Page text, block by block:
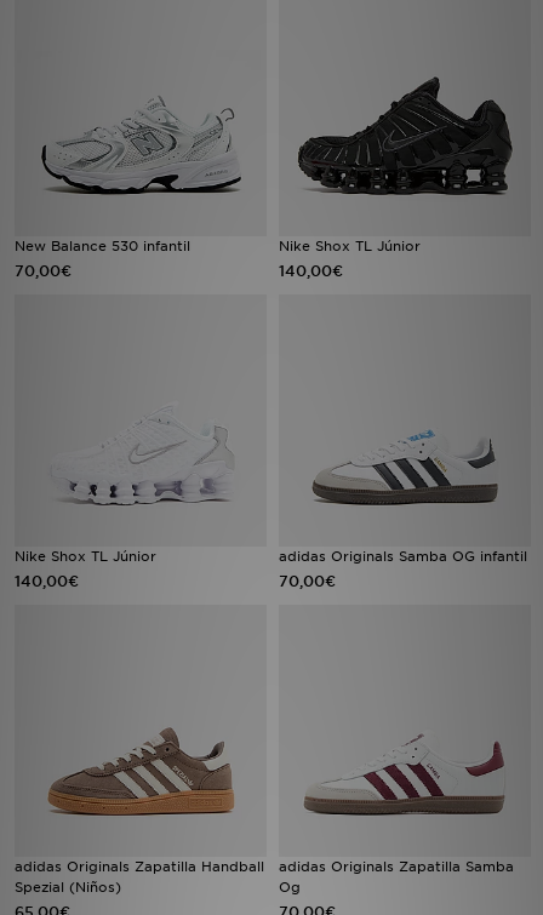
New Balance 530 infantil
70,00€
Nike Shox TL Júnior
140,00€
Nike Shox TL Júnior
140,00€
adidas Originals Samba OG infantil
70,00€
adidas Originals Zapatilla Handball
Spezial (Niños)
adidas Originals Zapatilla Samba
Og